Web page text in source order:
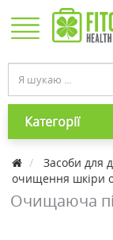
Категорії
Засоби для
очищення шкіри
Очищаюча